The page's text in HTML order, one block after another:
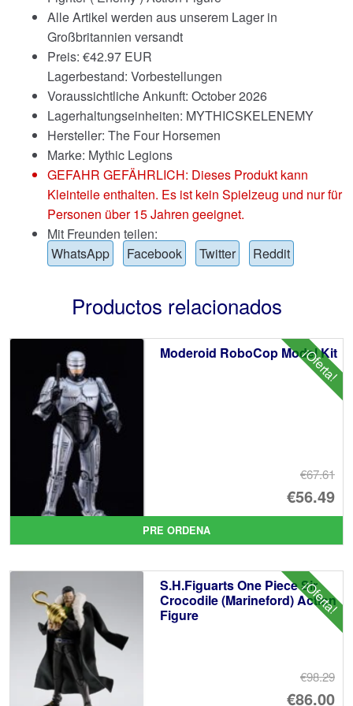
Alle Artikel werden aus unserem Lager in
Großbritannien versandt
Preis: €42.97 EUR
Lagerbestand: Vorbestellungen
Voraussichtliche Ankunft: October 2026
Lagerhaltungseinheiten: MYTHICSKELENEMY
Hersteller: The Four Horsemen
Marke: Mythic Legions
GEFAHR GEFÄHRLICH: Dieses Produkt kann
Kleinteile enthalten. Es ist kein Spielzeug und nur für
Personen über 15 Jahren geeignet.
Mit Freunden teilen:
WhatsApp
Facebook Twitter Reddit
Productos relacionados
¡Oferta!
Moderoid RoboCop Model Kit
€67.61
El
€56.49
El
PRE ORDENA
¡Oferta!
S.H.Figuarts One Piece Sir
Crocodile (Marineford) Action
Figure
€98.29
El
€86.00